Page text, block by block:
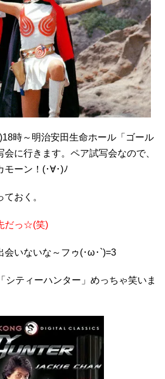
時～明治安田生命ホール「ゴール
に行きます。ペア試写会なので、
モーン！(･∀･)ﾉ
おく。
だっ☆(笑)
会いないな～フゥ(･ω･`)=3
シティーハンター」めっちゃ笑いま